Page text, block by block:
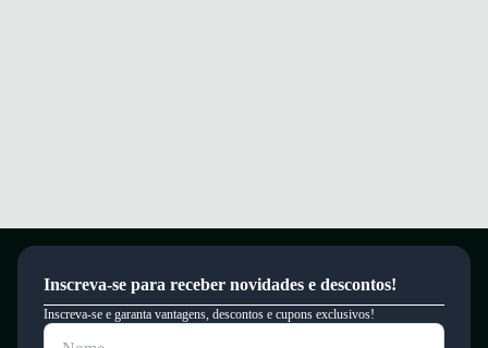
Inscreva-se para receber novidades e descontos!
Inscreva-se e garanta vantagens, descontos e cupons exclusivos!